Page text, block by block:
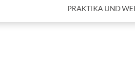
PRAKTIKA UND